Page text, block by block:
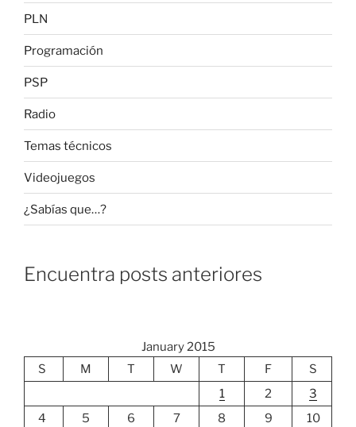
PLN
Programación
PSP
Radio
Temas técnicos
Videojuegos
¿Sabías que…?
Encuentra posts anteriores
January 2015
S
M T W T F
S
1
2
3
4
5 6 7 8 9
10